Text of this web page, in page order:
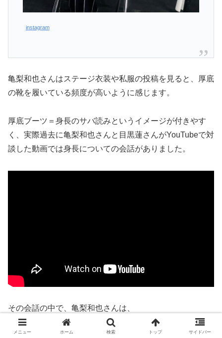
instagram
亀梨和也さんはステージ衣装や私服の投稿を見ると、厚底
の靴を履いている頻度が高いように感じます。
厚底ブーツ＝身長のサバ読みというイメージが付きやす
く、実際過去に亀梨和也さんと目黒蓮さんがYouTubeで対
談した動画では身長についての会話がありました。
その会話の中で、亀梨和也さんは、
メニュー ホーム 検索 トップ サイドバー